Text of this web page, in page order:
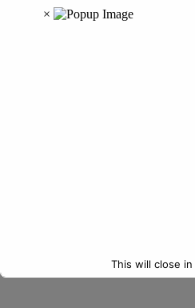
This will close in